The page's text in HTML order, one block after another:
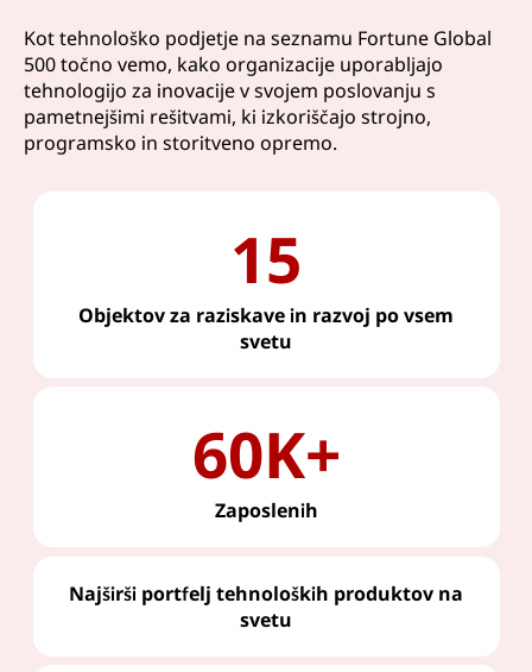
Kot tehnološko podjetje na seznamu Fortune Global
500 točno vemo, kako organizacije uporabljajo
tehnologijo za inovacije v svojem poslovanju s
pametnejšimi rešitvami, ki izkoriščajo strojno,
programsko in storitveno opremo.
15
Objektov za raziskave in razvoj po vsem
svetu
60K+
Zaposlenih
Najširši portfelj tehnoloških produktov na
svetu